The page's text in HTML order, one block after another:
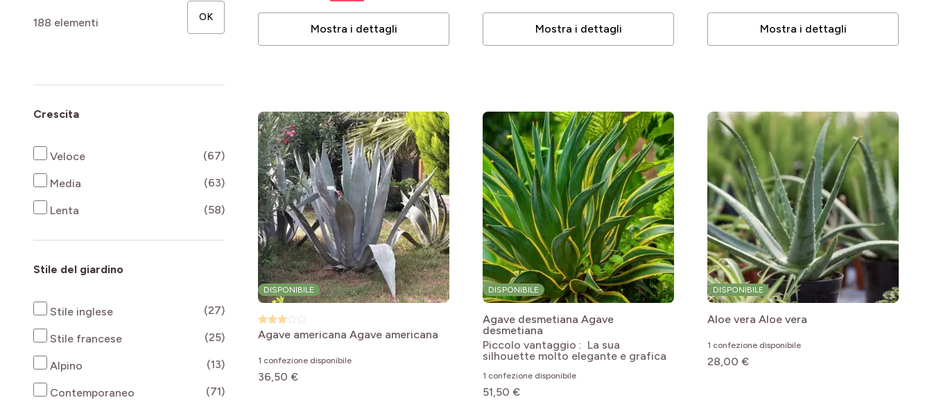
188 elementi OK
Crescita
Veloce (67)products available
Media (63)products available
Lenta (58)products available
Stile del giardino
Stile inglese (27)products available
Stile francese (25)products available
Alpino (13)products available
Contemporaneo (71)products available
Mostra i dettagli Mostra i dettagli Mostra i dettagli
DISPONIBILE
Agave americana Agave americana
1 confezione disponibile
36,50 €
DISPONIBILE
Agave desmetiana Agave
desmetiana
Piccolo vantaggio : La sua
silhouette molto elegante e grafica
1 confezione disponibile
51,50 €
DISPONIBILE
Aloe vera Aloe vera
1 confezione disponibile
28,00 €